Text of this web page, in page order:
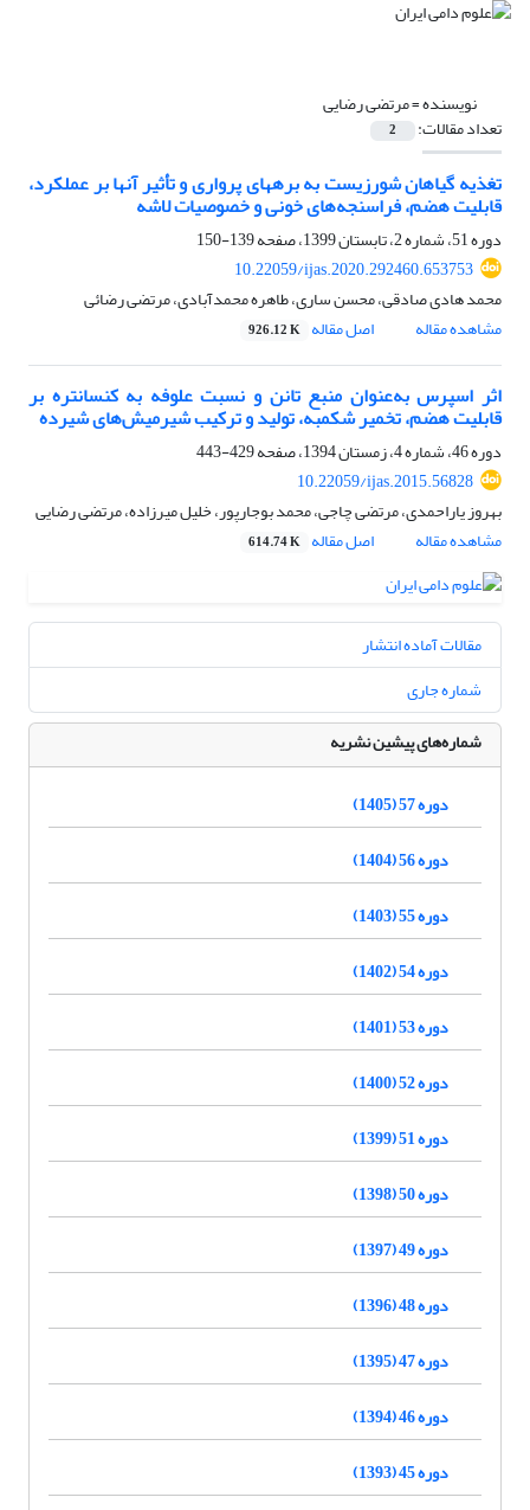
نویسنده =مرتضی رضایی
تعداد مقالات: 2
تغذیه گیاهان شورزیست به بره‎های پرواری و تأثیر آنها بر عملکرد،
قابلیت هضم، فراسنجه‌های خونی و خصوصیات لاشه
دوره 51، شماره 2، تابستان 1399، صفحه
139-150
10.22059/ijas.2020.292460.653753
محمد هادی صادقی، محسن ساری، طاهره محمدآبادی، مرتضی رضائی
مشاهده مقاله
اصل مقاله 926.12 K
اثر اسپرس به‌عنوان منبع تانن و نسبت علوفه به کنسانتره بر
قابلیت هضم، تخمیر شکمبه، تولید و ترکیب شیرمیش‌های شیرده
دوره 46، شماره 4، زمستان 1394، صفحه
429-443
10.22059/ijas.2015.56828
بهروز یاراحمدی، مرتضی چاجی، محمد بوجارپور، خلیل میرزاده، مرتضی رضایی
مشاهده مقاله
اصل مقاله 614.74 K
مقالات آماده انتشار
شماره جاری
شماره‌های پیشین نشریه
دوره 57 (1405)
دوره 56 (1404)
دوره 55 (1403)
دوره 54 (1402)
دوره 53 (1401)
دوره 52 (1400)
دوره 51 (1399)
دوره 50 (1398)
دوره 49 (1397)
دوره 48 (1396)
دوره 47 (1395)
دوره 46 (1394)
دوره 45 (1393)